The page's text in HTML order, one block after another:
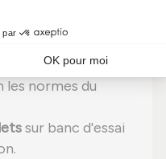
avec des
normes du
sur banc d'essai